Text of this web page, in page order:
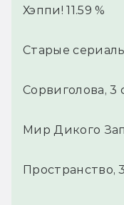
Хэппи! 11.59 %
Старые
Сорвиголова, 3
Мир Дикого
Пространство,